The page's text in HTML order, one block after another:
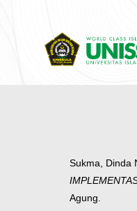
Sukma, Dinda
Agung.